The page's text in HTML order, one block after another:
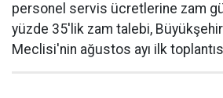
personel servis ücretlerine zam
yüzde 35'lik zam talebi,
Meclisi'nin ağustos ayı ilk